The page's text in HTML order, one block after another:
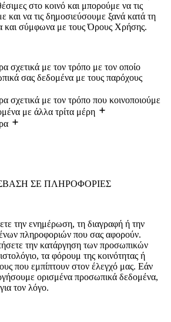
στο κοινό και μπορούμε να τις
και να τις δημοσιεύσουμε ξανά κατά τη
και σύμφωνα με τους Όρους Χρήσης.
σχετικά με τον τρόπο με τον οποίο
σας δεδομένα με τους παρόχους
σχετικά με τον τρόπο που κοινοποιούμε
με άλλα τρίτα μέρη
ΣΕ ΠΛΗΡΟΦΟΡΙΕΣ
την ενημέρωση, τη διαγραφή ή την
πληροφοριών που σας αφορούν.
την κατάργηση των προσωπικών
τα φόρουμ της κοινότητας ή
που εμπίπτουν στον έλεγχό μας. Εάν
ορισμένα προσωπικά δεδομένα,
τον λόγο.